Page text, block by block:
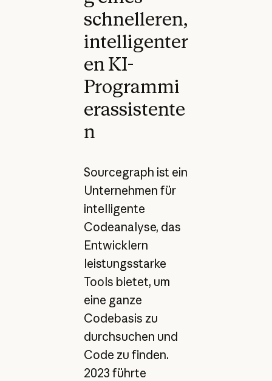
schnelleren,
intelligenter
en KI-
Programmi
erassistente
n
Sourcegraph ist ein
Unternehmen für
intelligente
Codeanalyse, das
Entwicklern
leistungsstarke
Tools bietet, um
eine ganze
Codebasis zu
durchsuchen und
Code zu finden.
2023 führte